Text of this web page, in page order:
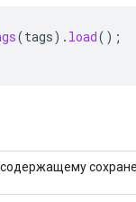
(tags). load();
содержащему